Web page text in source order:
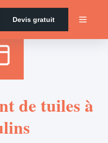
Devis gratuit
de tuiles à